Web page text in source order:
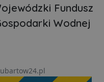
Fundusz
Wodnej